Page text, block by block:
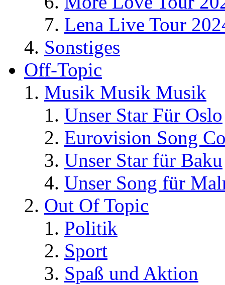
Lena Live Tour
Sonstiges
Off-Topic
Musik Musik Musik
Unser Star Für Oslo
Eurovision Song
Unser Star für Baku
Unser Song für
Out Of Topic
Politik
Sport
Spaß und Aktion